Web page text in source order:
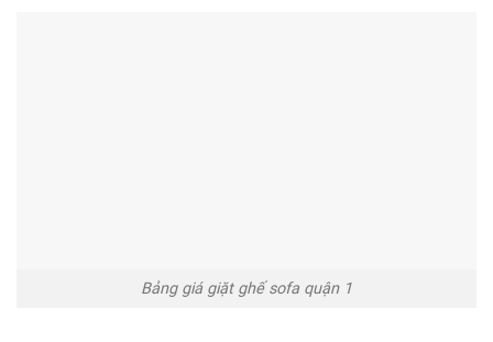
Bảng giá giặt ghế sofa quận 1